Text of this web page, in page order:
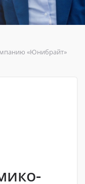
«Юнибрайт»